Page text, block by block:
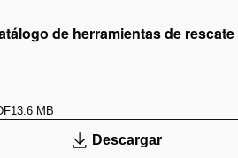
de herramientas de rescate
13.6 MB
Descargar